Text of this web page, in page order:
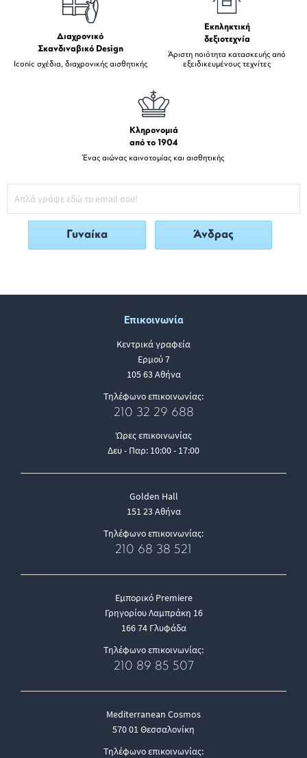
Διαχρονικό
Σκανδιναβικό Design
Iconic σχέδια, διαχρονικής αισθητικής
Εκπληκτική
δεξιοτεχνία
Άριστη ποιότητα κατασκευής από
εξειδικευμένους τεχνίτες
Κληρονομιά
από το 1904
Ένας αιώνας καινοτομίας και αισθητικής
Γυναίκα Άνδρας
Επικοινωνία
Κεντρικά γραφεία
Ερμού 7
105 63 Αθήνα
Τηλέφωνο επικοινωνίας:
210 32 29 688
Ώρες επικοινωνίας
Δευ - Παρ: 10:00 - 17:00
Golden Hall
151 23 Αθήνα
Τηλέφωνο επικοινωνίας:
210 68 38 521
Εμπορικό Premiere
Γρηγορίου Λαμπράκη 16
166 74 Γλυφάδα
Τηλέφωνο επικοινωνίας:
210 89 85 507
Mediterranean Cosmos
570 01 Θεσσαλονίκη
Τηλέφωνο επικοινωνίας: